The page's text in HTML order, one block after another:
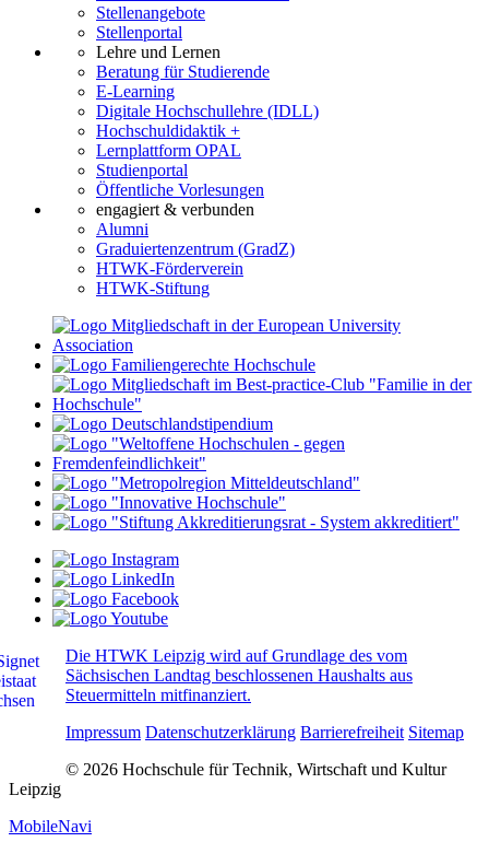
Stellenangebote
Stellenportal
Lehre und Lernen
Beratung für Studierende
E-Learning
Digitale Hochschullehre (IDLL)
Hochschuldidaktik +
Lernplattform OPAL
Studienportal
Öffentliche Vorlesungen
engagiert & verbunden
Alumni
Graduiertenzentrum (GradZ)
HTWK-Förderverein
HTWK-Stiftung
Die HTWK Leipzig wird auf Grundlage des vom
Sächsischen Landtag beschlossenen Haushalts aus
Steuermitteln mitfinanziert.
Impressum Datenschutzerklärung Barrierefreiheit Sitemap
© 2026 Hochschule für Technik, Wirtschaft und Kultur
Leipzig
MobileNavi